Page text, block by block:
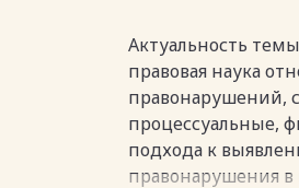
Актуальность
правовая наука
правонарушений,
процессуальные,
подхода к
правонарушения